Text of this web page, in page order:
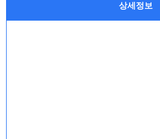
상세정보